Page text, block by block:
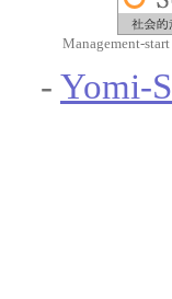
Management-
- Yomi-